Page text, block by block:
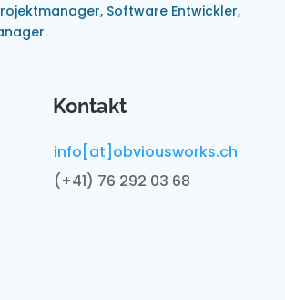
Software Entwickler,
Kontakt
info[at]obviousworks.ch
(+41) 76 292 03 68